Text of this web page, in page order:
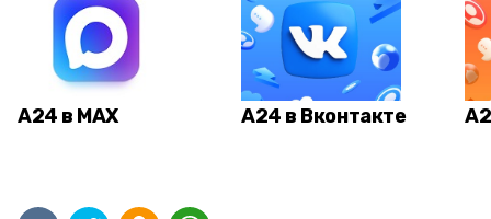
А24 в MAX А24 в Вконтакте